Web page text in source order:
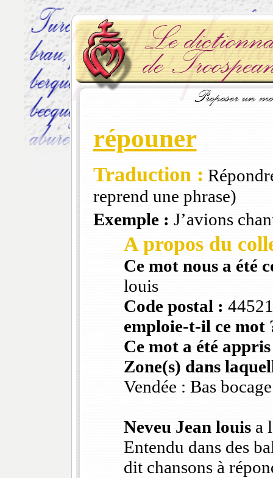
répouner
Traduction :
reprend une phrase)
Exemple : J’avions
A propos du
Ce mot nous a été
louis
Code postal :
emploie-t-il ce mot
Ce mot a été
Zone(s) dans
Vendée : Bas
Neveu Jean louisa
Entendu dans des
dit chansons à